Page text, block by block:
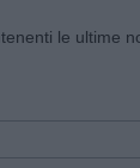
le ultime